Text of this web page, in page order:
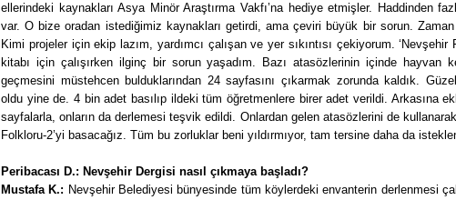
ellerindeki kaynakları Asya Minör Araştırma Vakfı’na hediye etmişler. Haddinden
var. O bize oradan istediğimiz kaynakları getirdi, ama çeviri büyük bir sorun.
Kimi projeler için ekip lazım, yardımcı çalışan ve yer sıkıntısı çekiyorum. ‘Nevşehir
kitabı için çalışırken ilginç bir sorun yaşadım. Bazı atasözlerinin içinde hayvan
geçmesini müstehcen bulduklarından 24 sayfasını çıkarmak zorunda kaldık.
oldu yine de. 4 bin adet basılıp ildeki tüm öğretmenlere birer adet verildi. Arkasına
sayfalarla, onların da derlemesi teşvik edildi. Onlardan gelen atasözlerini de
Folkloru-2’yi basacağız. Tüm bu zorluklar beni yıldırmıyor, tam tersine daha da
Peribacası D.: Nevşehir Dergisi nasıl çıkmaya başladı?
Mustafa K.: Nevşehir Belediyesi bünyesinde tüm köylerdeki envanterin derlenmesi